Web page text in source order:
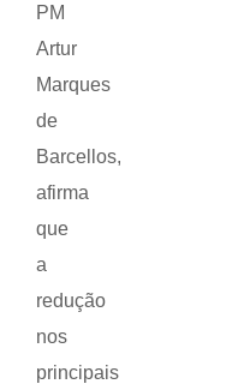
PM
Artur
Marques
de
Barcellos,
afirma
que
a
redução
nos
principais